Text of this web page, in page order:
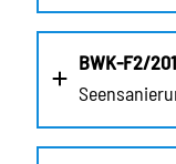
BWK-F2/